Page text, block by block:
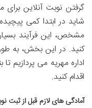
گرفتن نوبت آنلاین برای
شاید در ابتدا کمی
مشخص، این فرآیند
کنید. در این بخش، به
اداره مهریه می پردازیم
اقدام کنید.
آمادگی های لازم قبل از ثبت